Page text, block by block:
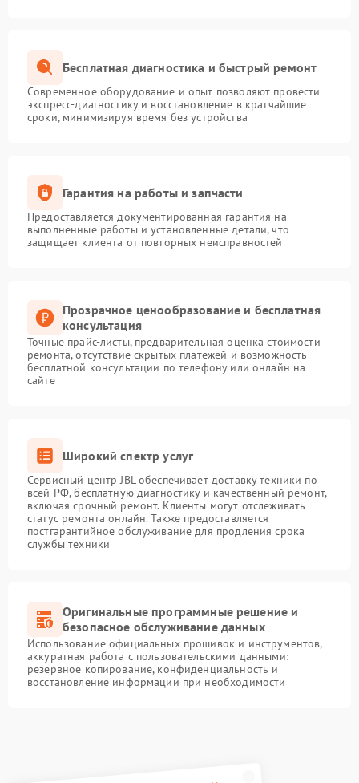
Бесплатная диагностика и быстрый ремонт
Современное оборудование и опыт позволяют провести
экспресс-диагностику и восстановление в кратчайшие
сроки, минимизируя время без устройства
Гарантия на работы и запчасти
Предоставляется документированная гарантия на
выполненные работы и установленные детали, что
защищает клиента от повторных неисправностей
Прозрачное ценообразование и бесплатная
консультация
Точные прайс-листы, предварительная оценка стоимости
ремонта, отсутствие скрытых платежей и возможность
бесплатной консультации по телефону или онлайн на
сайте
Широкий спектр услуг
Сервисный центр JBL обеспечивает доставку техники по
всей РФ, бесплатную диагностику и качественный ремонт,
включая срочный ремонт. Клиенты могут отслеживать
статус ремонта онлайн. Также предоставляется
постгарантийное обслуживание для продления срока
службы техники
Оригинальные программные решение и
безопасное обслуживание данных
Использование официальных прошивок и инструментов,
аккуратная работа с пользовательскими данными:
резервное копирование, конфиденциальность и
восстановление информации при необходимости